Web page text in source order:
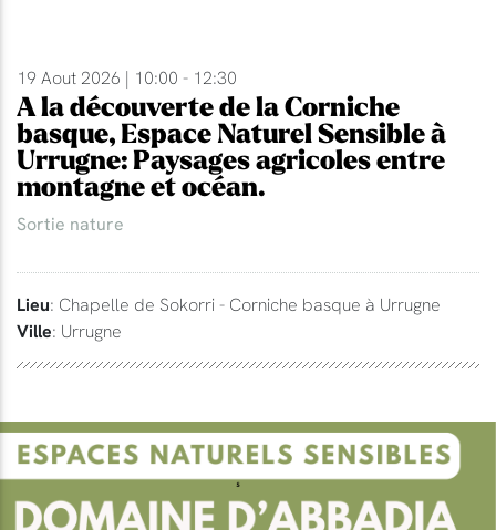
19 Aout 2026 | 10:00 - 12:30
A la découverte de la Corniche
basque, Espace Naturel Sensible à
Urrugne: Paysages agricoles entre
montagne et océan.
Sortie nature
Lieu: Chapelle de Sokorri - Corniche basque à Urrugne
Ville: Urrugne